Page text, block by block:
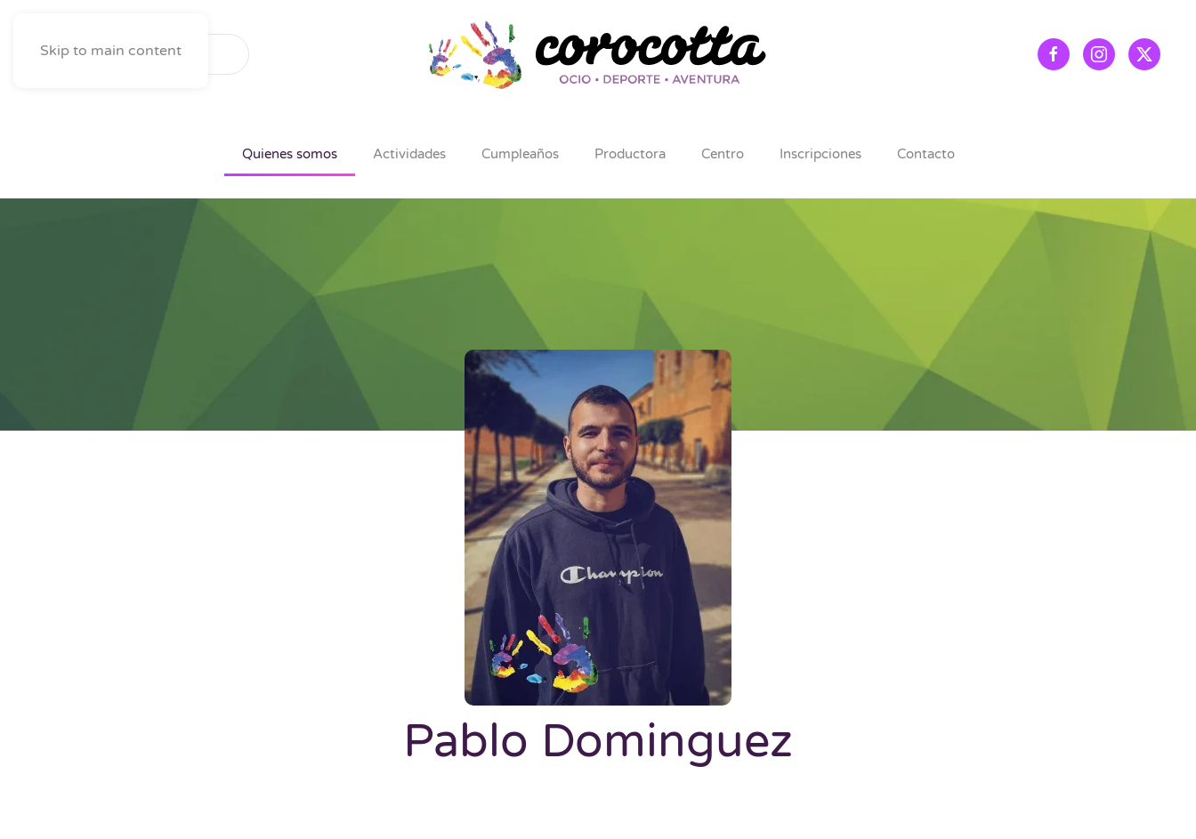
Skip to main content
Quienes somos Actividades Cumpleaños Productora Centro Inscripciones Contacto
Pablo Dominguez